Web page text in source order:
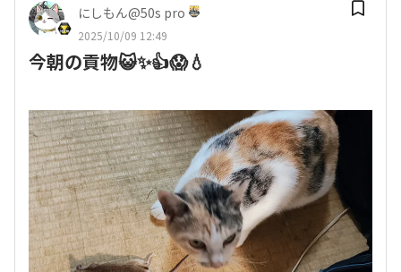
にしもん@50s pro
2025/10/09 12:49
今朝の貢物😺✨👍😱💧